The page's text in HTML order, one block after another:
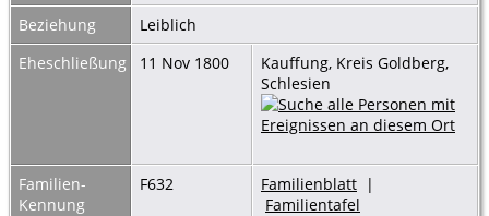
Beziehung
Leiblich
Eheschließung
11 Nov 1800
Kauffung, Kreis Goldberg,
Schlesien
Familien-
Kennung
F632 Familienblatt |
Familientafel